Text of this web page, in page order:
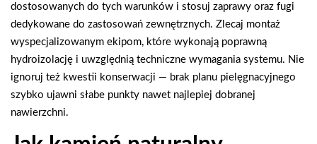
dostosowanych do tych warunków i stosuj zaprawy oraz fugi
dedykowane do zastosowań zewnętrznych. Zlecaj montaż
wyspecjalizowanym ekipom, które wykonają poprawną
hydroizolację i uwzględnią techniczne wymagania systemu. Nie
ignoruj też kwestii konserwacji — brak planu pielęgnacyjnego
szybko ujawni słabe punkty nawet najlepiej dobranej
nawierzchni.